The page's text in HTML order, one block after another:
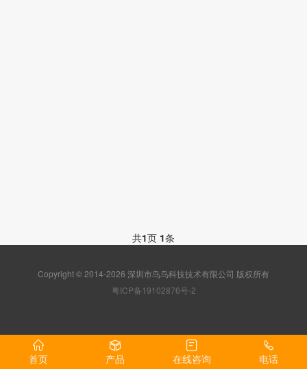
共1页 1条
Copyright © 2014-2026 深圳市鸟鸟科技技术有限公司 版权所有
粤ICP备19102876号-2
首页 产品 在线咨询 电话